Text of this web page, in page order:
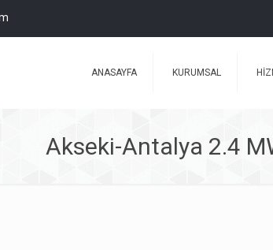
ANASAYFA KURUMSAL
Akseki-Antalya 2.4